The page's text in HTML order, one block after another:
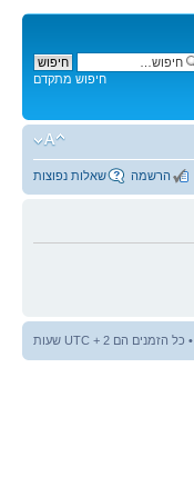
חיפוש מתקדם
שאלות נפוצות הרשמה
• כל הזמנים הם UTC + 2 שעות